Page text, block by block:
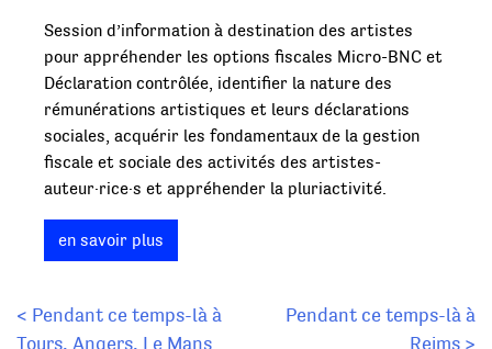
Session d’information à destination des artistes
pour appréhender les options fiscales Micro-BNC et
Déclaration contrôlée, identifier la nature des
rémunérations artistiques et leurs déclarations
sociales, acquérir les fondamentaux de la gestion
fiscale et sociale des activités des artistes-
auteur·rice·s et appréhender la pluriactivité.
en savoir plus
Navigation
< Pendant ce temps-là à
Tours, Angers, Le Mans
Pendant ce temps-là à
Reims >